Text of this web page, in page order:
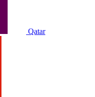
Qatar